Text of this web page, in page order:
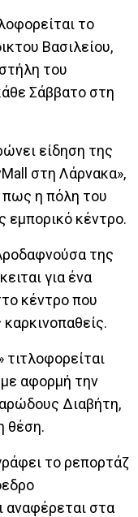
το
Βασιλείου,
του
Σάββατο στη
είδηση της
στη Λάρνακα»,
πως η πόλη του
εμπορικό κέντρο.
της
για ένα
κέντρο που
τιτλοφορείται
αφορμή την
Διαβήτη,
θέση.
το ρεπορτάζ
αναφέρεται στα